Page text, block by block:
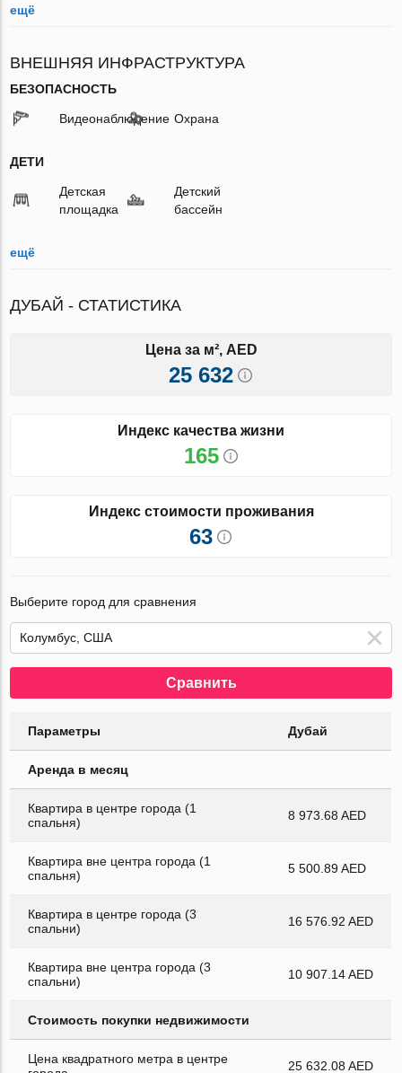
ещё
ВНЕШНЯЯ ИНФРАСТРУКТУРА
БЕЗОПАСНОСТЬ
Видеонаблюдение Охрана
ДЕТИ
Детская
площадка
Детский
бассейн
ещё
ДУБАЙ - СТАТИСТИКА
Цена за м², AED
25 632
Индекс качества жизни
165
Индекс стоимости проживания
63
Выберите город для сравнения
Сравнить
Параметры Дубай
Аренда в месяц
Квартира в центре города (1
спальня)
8 973.68 AED
Квартира вне центра города (1
спальня)
5 500.89 AED
Квартира в центре города (3
спальни)
16 576.92 AED
Квартира вне центра города (3
спальни)
10 907.14 AED
Стоимость покупки недвижимости
Цена квадратного метра в центре
25 632.08 AED